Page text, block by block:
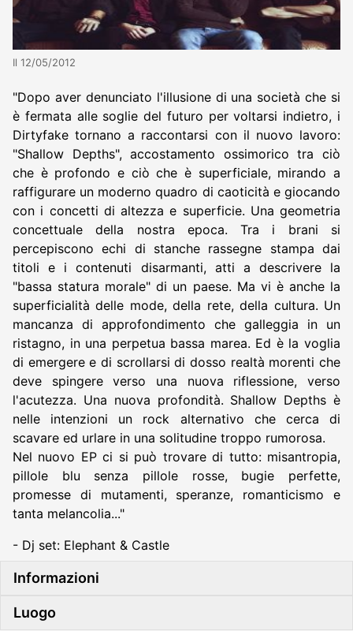
Il 12/05/2012
"Dopo aver denunciato l'illusione di una società che si
è fermata alle soglie del futuro per voltarsi indietro, i
Dirtyfake tornano a raccontarsi con il nuovo lavoro:
"Shallow Depths", accostamento ossimorico tra ciò
che è profondo e ciò che è superficiale, mirando a
raffigurare un moderno quadro di caoticità e giocando
con i concetti di altezza e superficie. Una geometria
concettuale della nostra epoca. Tra i brani si
percepiscono echi di stanche rassegne stampa dai
titoli e i contenuti disarmanti, atti a descrivere la
"bassa statura morale" di un paese. Ma vi è anche la
superficialità delle mode, della rete, della cultura. Un
mancanza di approfondimento che galleggia in un
ristagno, in una perpetua bassa marea. Ed è la voglia
di emergere e di scrollarsi di dosso realtà morenti che
deve spingere verso una nuova riflessione, verso
l'acutezza. Una nuova profondità. Shallow Depths è
nelle intenzioni un rock alternativo che cerca di
scavare ed urlare in una solitudine troppo rumorosa.
Nel nuovo EP ci si può trovare di tutto: misantropia,
pillole blu senza pillole rosse, bugie perfette,
promesse di mutamenti, speranze, romanticismo e
tanta melancolia..."
- Dj set: Elephant & Castle
Informazioni
Luogo